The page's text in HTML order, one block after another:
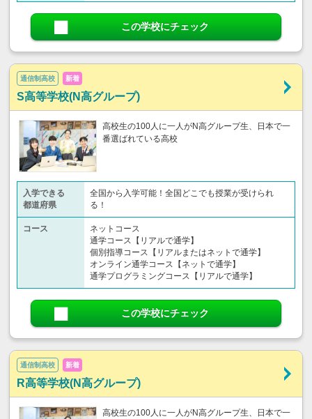
この学校にチェック
通信制高校 新着
S高等学校(N高グループ)
高校生の100人に一人がN高グループ生、日本で一
番選ばれている高校
入学できる
都道府県
全国から入学可能！全国どこでも授業が受けられ
る！
コース
ネットコース
通学コース【リアルで通学】
個別指導コース【リアルまたはネットで通学】
オンライン通学コース【ネットで通学】
通学プログラミングコース【リアルで通学】
この学校にチェック
通信制高校 新着
R高等学校(N高グループ)
高校生の100人に一人がN高グループ生、日本で一